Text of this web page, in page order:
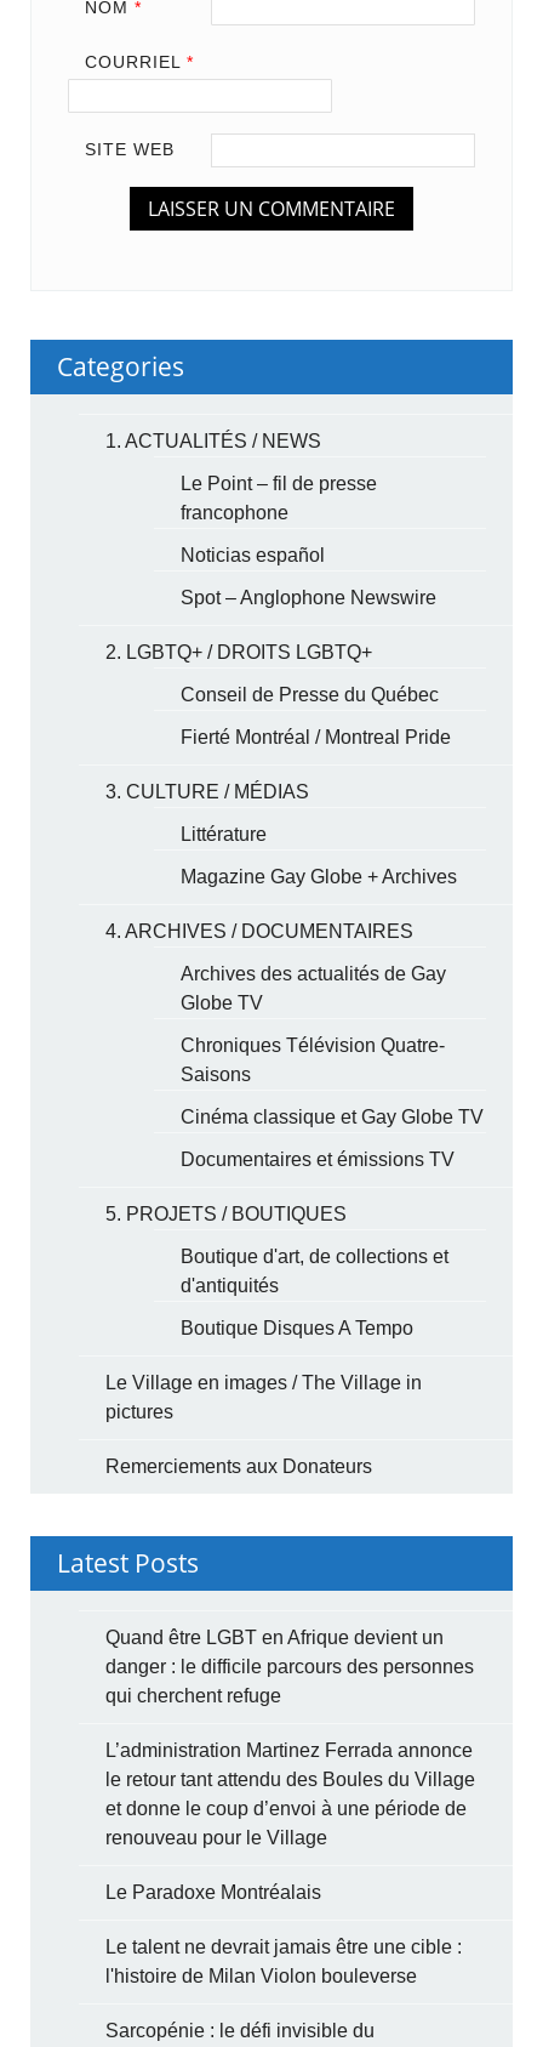
NOM *
COURRIEL *
SITE WEB
Categories
1. ACTUALITÉS / NEWS
Le Point – fil de presse
francophone
Noticias español
Spot – Anglophone Newswire
2. LGBTQ+ / DROITS LGBTQ+
Conseil de Presse du Québec
Fierté Montréal / Montreal Pride
3. CULTURE / MÉDIAS
Littérature
Magazine Gay Globe + Archives
4. ARCHIVES / DOCUMENTAIRES
Archives des actualités de Gay
Globe TV
Chroniques Télévision Quatre-
Saisons
Cinéma classique et Gay Globe TV
Documentaires et émissions TV
5. PROJETS / BOUTIQUES
Boutique d'art, de collections et
d'antiquités
Boutique Disques A Tempo
Le Village en images / The Village in
pictures
Remerciements aux Donateurs
Latest Posts
Quand être LGBT en Afrique devient un
danger : le difficile parcours des personnes
qui cherchent refuge
L’administration Martinez Ferrada annonce
le retour tant attendu des Boules du Village
et donne le coup d’envoi à une période de
renouveau pour le Village
Le Paradoxe Montréalais
Le talent ne devrait jamais être une cible :
l'histoire de Milan Violon bouleverse
Sarcopénie : le défi invisible du